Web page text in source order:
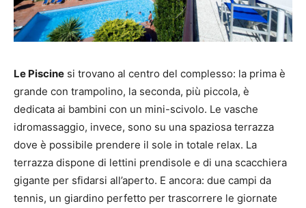
Le Piscine si trovano al centro del complesso: la prima è
grande con trampolino, la seconda, più piccola, è
dedicata ai bambini con un mini-scivolo. Le vasche
idromassaggio, invece, sono su una spaziosa terrazza
dove è possibile prendere il sole in totale relax. La
terrazza dispone di lettini prendisole e di una scacchiera
gigante per sfidarsi all’aperto. E ancora: due campi da
tennis, un giardino perfetto per trascorrere le giornate